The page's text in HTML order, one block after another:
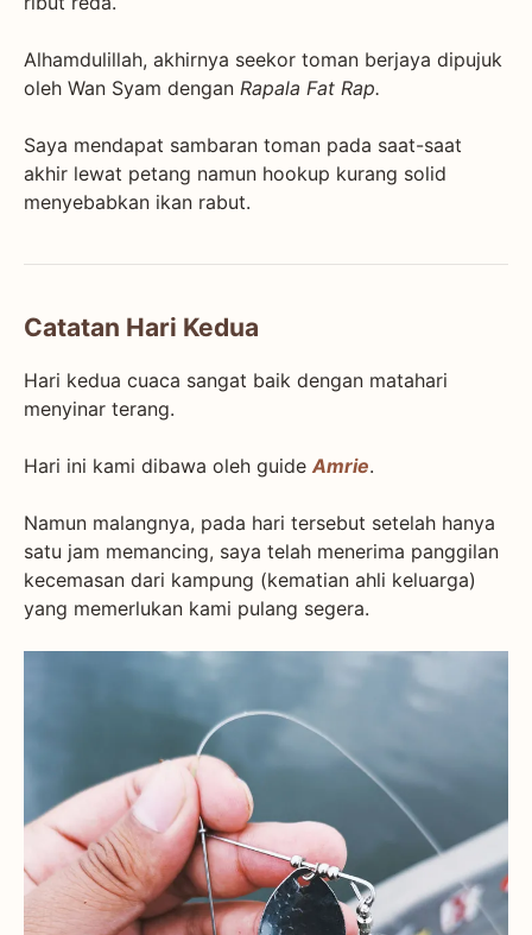
Alhamdulillah, akhirnya seekor toman berjaya dipujuk
oleh Wan Syam dengan Rapala Fat Rap.
Saya mendapat sambaran toman pada saat-saat
akhir lewat petang namun hookup kurang solid
menyebabkan ikan rabut.
Catatan Hari Kedua
Hari kedua cuaca sangat baik dengan matahari
menyinar terang.
Hari ini kami dibawa oleh guide Amrie.
Namun malangnya, pada hari tersebut setelah hanya
satu jam memancing, saya telah menerima panggilan
kecemasan dari kampung (kematian ahli keluarga)
yang memerlukan kami pulang segera.